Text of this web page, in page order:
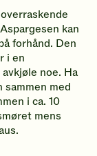
kan
forhånd. Den
i en
noe. Ha
med
i ca. 10
mens